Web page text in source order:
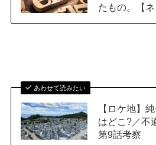
たもの。【ネ
あわせて読みたい
【ロケ地】
はどこ?／不
第9話考察